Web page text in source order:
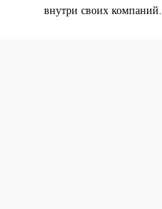
внутри своих компаний.